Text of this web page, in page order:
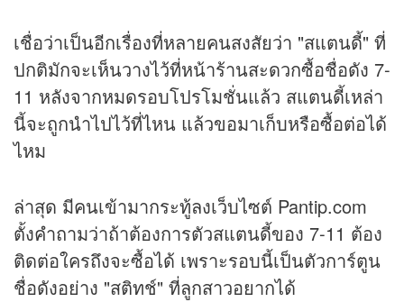
เชื่อว่าเป็นอีกเรื่องที่หลายคนสงสัยว่า "สแตนดี้" ที่
ปกติมักจะเห็นวางไว้ที่หน้าร้านสะดวกซื้อชื่อดัง 7-
11 หลังจากหมดรอบโปรโมชั่นแล้ว สแตนดี้เหล่า
นี้จะถูกนำไปไว้ที่ไหน แล้วขอมาเก็บหรือซื้อต่อได้
ไหม
ล่าสุด มีคนเข้ามากระทู้ลงเว็บไซต์ Pantip.com
ตั้งคำถามว่าถ้าต้องการตัวสแตนดี้ของ 7-11 ต้อง
ติดต่อใครถึงจะซื้อได้ เพราะรอบนี้เป็นตัวการ์ตูน
ชื่อดังอย่าง "สติทช์" ที่ลูกสาวอยากได้